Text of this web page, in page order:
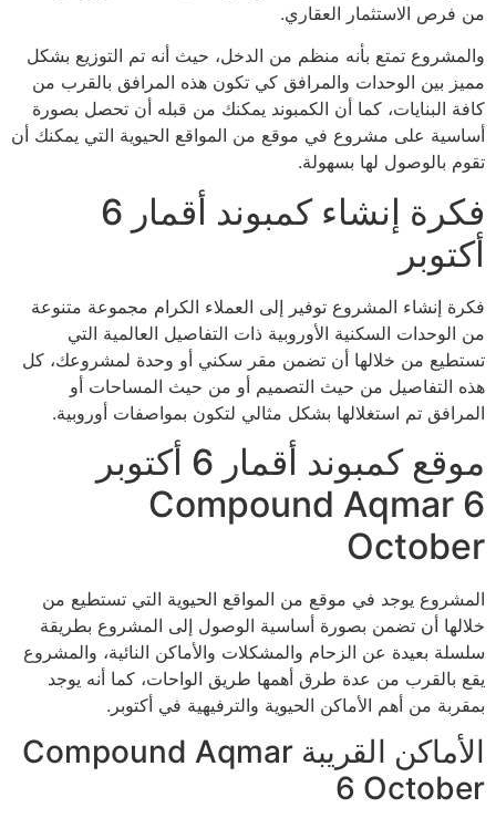
من فرص الاستثمار العقاري.
والمشروع تمتع بأنه منظم من الدخل، حيث أنه تم التوزيع بشكل
مميز بين الوحدات والمرافق كي تكون هذه المرافق بالقرب من
كافة البنايات، كما أن الكمبوند يمكنك من قبله أن تحصل بصورة
أساسية على مشروع في موقع من المواقع الحيوية التي يمكنك أن
تقوم بالوصول لها بسهولة.
فكرة إنشاء كمبوند أقمار 6
أكتوبر
فكرة إنشاء المشروع توفير إلى العملاء الكرام مجموعة متنوعة
من الوحدات السكنية الأوروبية ذات التفاصيل العالمية التي
تستطيع من خلالها أن تضمن مقر سكني أو وحدة لمشروعك، كل
هذه التفاصيل من حيث التصميم أو من حيث المساحات أو
المرافق تم استغلالها بشكل مثالي لتكون بمواصفات أوروبية.
موقع كمبوند أقمار 6 أكتوبر
Compound Aqmar 6
October
المشروع يوجد في موقع من المواقع الحيوية التي تستطيع من
خلالها أن تضمن بصورة أساسية الوصول إلى المشروع بطريقة
سلسلة بعيدة عن الزحام والمشكلات والأماكن النائية، والمشروع
يقع بالقرب من عدة طرق أهمها طريق الواحات، كما أنه يوجد
بمقربة من أهم الأماكن الحيوية والترفيهية في أكتوبر.
الأماكن القريبة Compound Aqmar
6 October